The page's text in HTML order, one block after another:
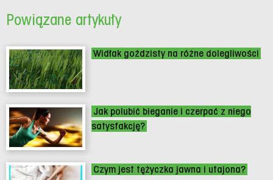
Powiązane artykuły
Widłak goździsty na różne dolegliwości
Jak polubić bieganie i czerpać z niego
satysfakcję?
Czym jest tężyczka jawna i utajona?